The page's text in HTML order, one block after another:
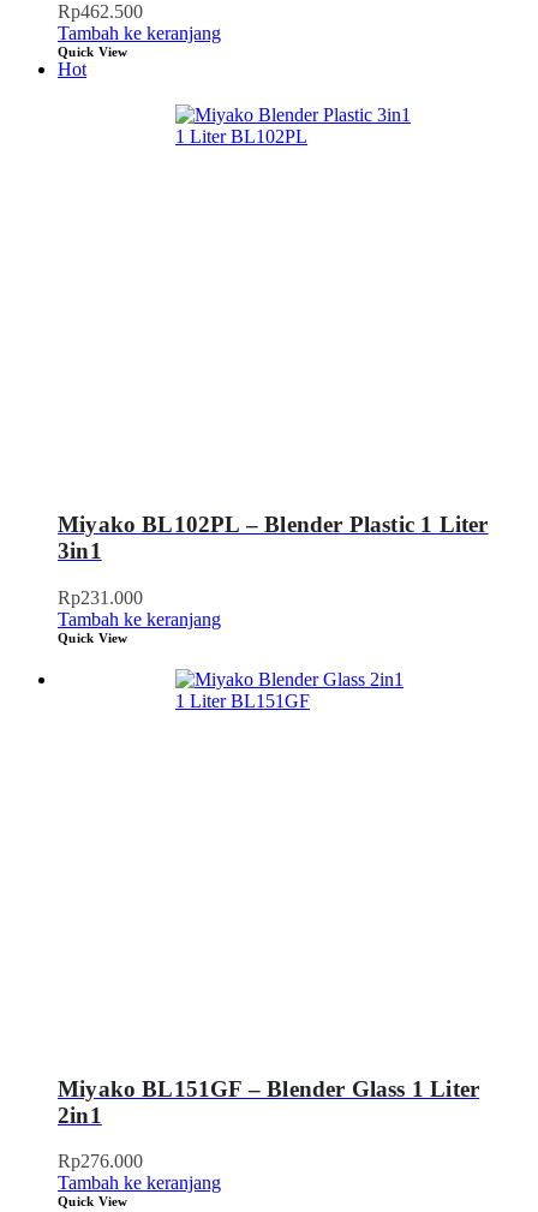
Rp462.500
Tambah ke keranjang
Quick View
Hot
Miyako BL102PL – Blender Plastic 1 Liter
3in1
Rp231.000
Tambah ke keranjang
Quick View
Miyako BL151GF – Blender Glass 1 Liter
2in1
Rp276.000
Tambah ke keranjang
Quick View